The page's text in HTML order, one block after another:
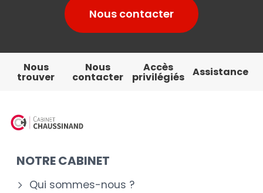
Nous contacter
Nous
trouver
Nous
contacter
Accès
privilégiés Assistance
NOTRE CABINET
Qui sommes-nous ?